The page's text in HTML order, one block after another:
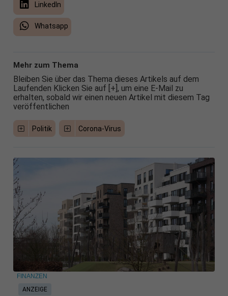
LinkedIn
Whatsapp
Mehr zum Thema
Bleiben Sie über das Thema dieses Artikels auf dem
Laufenden Klicken Sie auf [+], um eine E-Mail zu
erhalten, sobald wir einen neuen Artikel mit diesem Tag
veröffentlichen
Politik Corona-Virus
ANZEIGE
FINANZEN